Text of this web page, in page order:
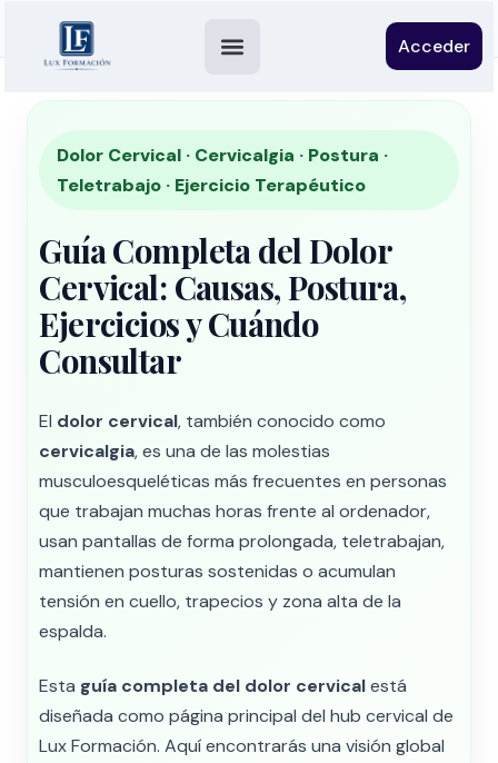
Acceder
Dolor Cervical · Cervicalgia · Postura ·
Teletrabajo · Ejercicio Terapéutico
Guía Completa del Dolor
Cervical: Causas, Postura,
Ejercicios y Cuándo
Consultar
El dolor cervical, también conocido como
cervicalgia, es una de las molestias
musculoesqueléticas más frecuentes en personas
que trabajan muchas horas frente al ordenador,
usan pantallas de forma prolongada, teletrabajan,
mantienen posturas sostenidas o acumulan
tensión en cuello, trapecios y zona alta de la
espalda.
Esta guía completa del dolor cervicalestá
diseñada como página principal del hub cervical de
Lux Formación. Aquí encontrarás una visión global